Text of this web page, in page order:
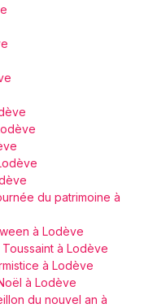
du patrimoine à
à Lodève
à Lodève
à Lodève
à Lodève
du nouvel an à